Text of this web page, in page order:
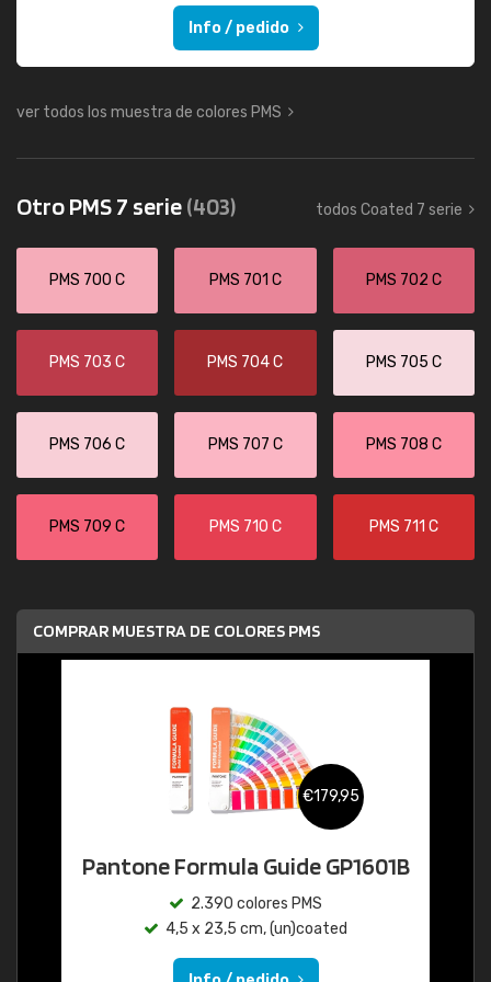
Info / pedido
ver todos los muestra de colores PMS
Otro PMS 7 serie(403) todos Coated 7 serie
PMS 700 C PMS 701 C PMS 702 C
PMS 703 C PMS 704 C PMS 705 C
PMS 706 C PMS 707 C PMS 708 C
PMS 709 C PMS 710 C PMS 711 C
COMPRAR MUESTRA DE COLORES PMS
€179,95
Pantone Formula Guide GP1601B
2.390 colores PMS
4,5 x 23,5 cm, (un)coated